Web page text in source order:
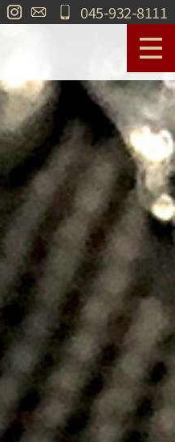
045-932-8111
作業事例
ショールーム
交通・アクセス
お問い合わせ